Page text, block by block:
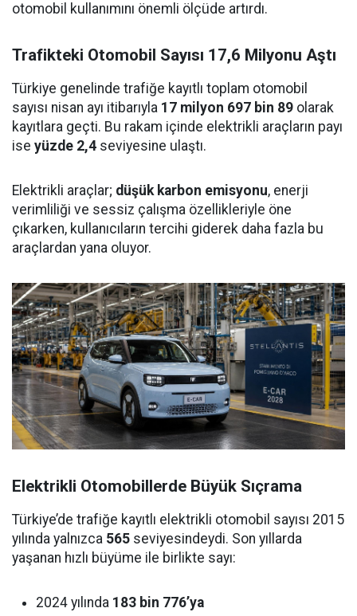
otomobil kullanımını önemli ölçüde artırdı.
Trafikteki Otomobil Sayısı 17,6 Milyonu Aştı
Türkiye genelinde trafiğe kayıtlı toplam otomobil
sayısı nisan ayı itibarıyla 17 milyon 697 bin 89 olarak
kayıtlara geçti. Bu rakam içinde elektrikli araçların payı
ise yüzde 2,4 seviyesine ulaştı.
Elektrikli araçlar; düşük karbon emisyonu, enerji
verimliliği ve sessiz çalışma özellikleriyle öne
çıkarken, kullanıcıların tercihi giderek daha fazla bu
araçlardan yana oluyor.
Elektrikli Otomobillerde Büyük Sıçrama
Türkiye’de trafiğe kayıtlı elektrikli otomobil sayısı 2015
yılında yalnızca 565 seviyesindeydi. Son yıllarda
yaşanan hızlı büyüme ile birlikte sayı:
2024 yılında 183 bin 776’ya